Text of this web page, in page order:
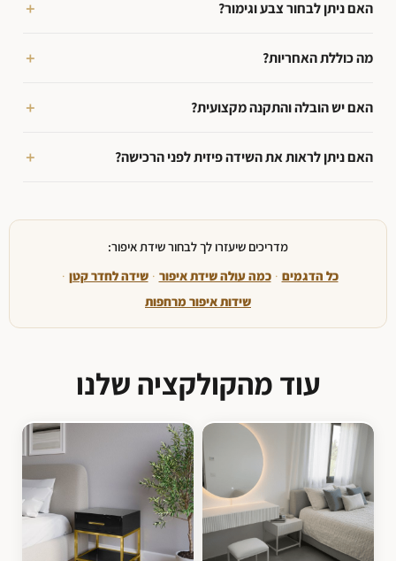
האם ניתן לבחור צבע וגימור?
מה כוללת האחריות?
האם יש הובלה והתקנה מקצועית?
האם ניתן לראות את השידה פיזית לפני הרכישה?
מדריכים שיעזרו לך לבחור שידת איפור:
כל הדגמים · כמה עולה שידת איפור · שידה לחדר קטן ·
שידות איפור מרחפות
עוד מהקולקציה שלנו